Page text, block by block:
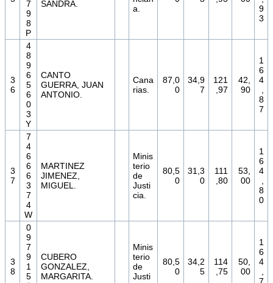
7
9
8
P
SANDRA.
a.
9
3
3
6
4
8
9
6
5
6
0
3
Y
CANTO
GUERRA, JUAN
ANTONIO.
Cana
rias.
87,0
0
34,9
7
121
,97
42,
90
1
6
4
8
7
3
7
7
4
6
6
6
3
7
4
W
MARTINEZ
JIMENEZ,
MIGUEL.
Minis
terio
de
Justi
cia.
80,5
0
31,3
0
111
,80
53,
00
1
6
4
8
0
3
8
0
9
7
9
1
5
CUBERO
GONZALEZ,
MARGARITA.
Minis
terio
de
Justi
80,5
0
34,2
5
114
,75
50,
00
1
6
4